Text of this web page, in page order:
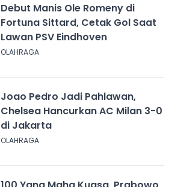
Debut Manis Ole Romeny di
Fortuna Sittard, Cetak Gol Saat
Lawan PSV Eindhoven
OLAHRAGA
Joao Pedro Jadi Pahlawan,
Chelsea Hancurkan AC Milan 3-0
di Jakarta
OLAHRAGA